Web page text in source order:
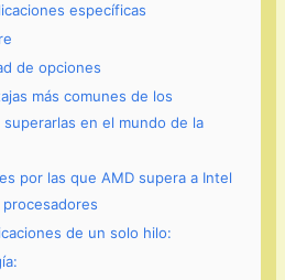
específicas
de opciones
más comunes de los
en el mundo de la
por las que AMD supera a Intel
de un solo hilo: